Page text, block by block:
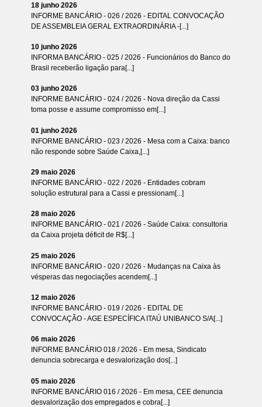
18 junho 2026
INFORME BANCÁRIO - 026 / 2026 - EDITAL CONVOCAÇÃO
DE ASSEMBLEIA GERAL EXTRAORDINÁRIA -[...]
10 junho 2026
INFORMA BANCÁRIO - 025 / 2026 - Funcionários do Banco do
Brasil receberão ligação para[...]
03 junho 2026
INFORME BANCÁRIO - 024 / 2026 - Nova direção da Cassi
toma posse e assume compromisso em[...]
01 junho 2026
INFORME BANCÁRIO - 023 / 2026 - Mesa com a Caixa: banco
não responde sobre Saúde Caixa,[...]
29 maio 2026
INFORME BANCÁRIO - 022 / 2026 - Entidades cobram
solução estrutural para a Cassi e pressionam[...]
28 maio 2026
INFORME BANCÁRIO - 021 / 2026 - Saúde Caixa: consultoria
da Caixa projeta déficit de R$[...]
25 maio 2026
INFORME BANCÁRIO - 020 / 2026 - Mudanças na Caixa às
vésperas das negociações acendem[...]
12 maio 2026
INFORME BANCÁRIO - 019 / 2026 - EDITAL DE
CONVOCAÇÃO - AGE ESPECÍFICA ITAÚ UNIBANCO S/A[...]
06 maio 2026
INFORME BANCÁRIO 018 / 2026 - Em mesa, Sindicato
denuncia sobrecarga e desvalorização dos[...]
05 maio 2026
INFORME BANCÁRIO 016 / 2026 - Em mesa, CEE denuncia
desvalorização dos empregados e cobra[...]